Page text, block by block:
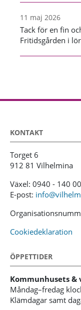
11 maj 2026
Tack för en fin
Fritidsgården i
KONTAKT
Torget 6
912 81 Vilhelmina
Växel: 0940 - 140 00
E-post:
Cookiedeklaration
ÖPPETTIDER
Kommunhusets
Måndag–fredag
Klämdagar samt